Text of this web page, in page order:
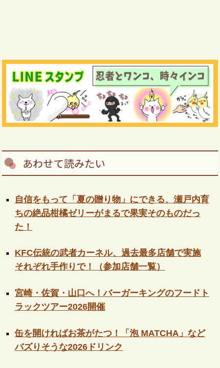
あわせて読みたい
自信をもって「夏の贈り物」にできる、瀬戸内育
ちの絶品柑橘ゼリーがまるで果実そのものだっ
た！
KFC伝統の武者カーネル、過去最多店舗で実施
それぞれ手作りで！（参加店舗一覧）
宮崎・佐賀・山口へ！バーガーキングのフードト
ラックツアー2026開催
缶を開ければお茶がたつ！「泡 MATCHA」など
バズりそうな2026ドリンク